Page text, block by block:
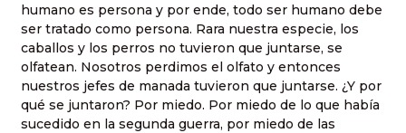
humano es persona y por ende, todo ser humano debe
ser tratado como persona. Rara nuestra especie, los
caballos y los perros no tuvieron que juntarse, se
olfatean. Nosotros perdimos el olfato y entonces
nuestros jefes de manada tuvieron que juntarse. ¿Y por
qué se juntaron? Por miedo. Por miedo de lo que había
sucedido en la segunda guerra, por miedo de las